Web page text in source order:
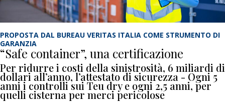
PROPOSTA DAL BUREAU VERITAS ITALIA COME STRUMENTO DI
GARANZIA
“Safe container”, una certificazione
Per ridurre i costi della sinistrosità, 6 miliardi di
dollari all’anno, l’attestato di sicurezza - Ogni 5
anni i controlli sui Teu dry e ogni 2,5 anni, per
quelli cisterna per merci pericolose